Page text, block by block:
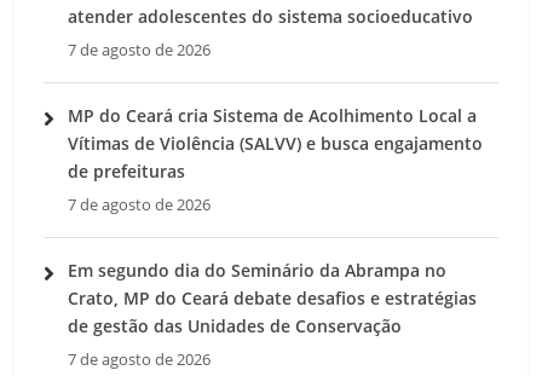
atender adolescentes do sistema socioeducativo
7 de agosto de 2026
MP do Ceará cria Sistema de Acolhimento Local a
Vítimas de Violência (SALVV) e busca engajamento
de prefeituras
7 de agosto de 2026
Em segundo dia do Seminário da Abrampa no
Crato, MP do Ceará debate desafios e estratégias
de gestão das Unidades de Conservação
7 de agosto de 2026